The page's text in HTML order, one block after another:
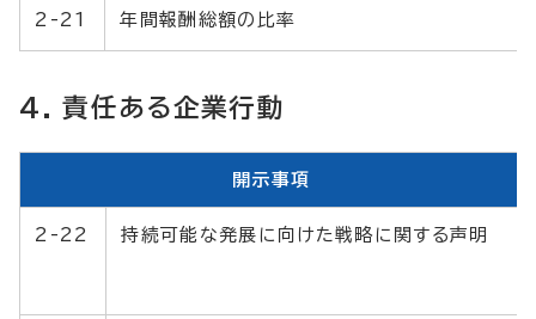
2-21 年間報酬総額の比率
4. 責任ある企業行動
開示事項
2-22 持続可能な発展に向けた戦略に関する声明